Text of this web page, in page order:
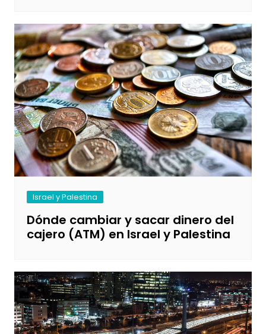
Israel y Palestina
Dónde cambiar y sacar dinero del
cajero (ATM) en Israel y Palestina